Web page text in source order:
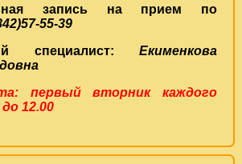
запись на прием по
55-39
специалист: Екименкова
первый вторник каждого
до 12.00